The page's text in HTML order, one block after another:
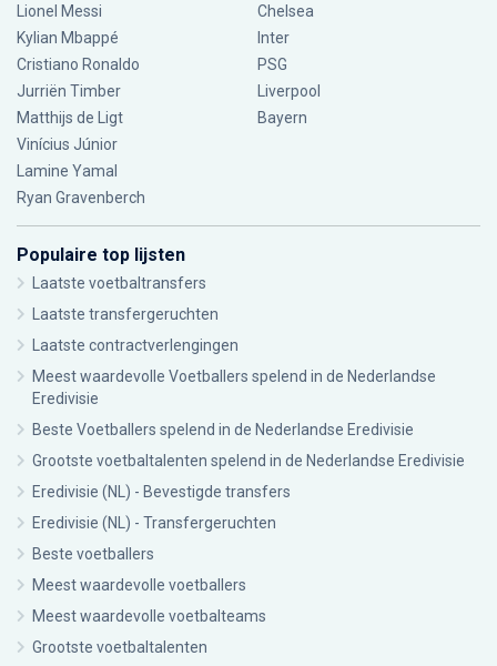
Lionel Messi
Kylian Mbappé
Cristiano Ronaldo
Jurriën Timber
Matthijs de Ligt
Vinícius Júnior
Lamine Yamal
Ryan Gravenberch
Chelsea
Inter
PSG
Liverpool
Bayern
Populaire top lijsten
Laatste voetbaltransfers
Laatste transfergeruchten
Laatste contractverlengingen
Meest waardevolle Voetballers spelend in de Nederlandse
Eredivisie
Beste Voetballers spelend in de Nederlandse Eredivisie
Grootste voetbaltalenten spelend in de Nederlandse Eredivisie
Eredivisie (NL) - Bevestigde transfers
Eredivisie (NL) - Transfergeruchten
Beste voetballers
Meest waardevolle voetballers
Meest waardevolle voetbalteams
Grootste voetbaltalenten